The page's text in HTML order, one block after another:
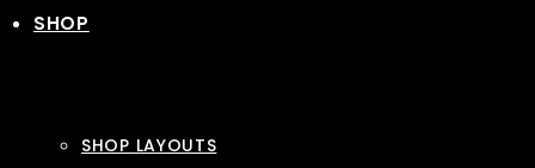
SHOP
SHOP LAYOUTS